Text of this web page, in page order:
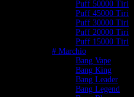
Puff 50000 Tiri
Puff 45000 Tiri
Puff 30000 Tiri
Puff 20000 Tiri
Puff 15000 Tiri
# Marchio
Bang Vape
Bang King
Bang Leader
Bang Legend